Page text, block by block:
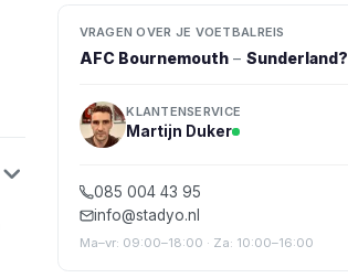
VRAGEN OVER JE VOETBALREIS
AFC Bournemouth – Sunderland?
KLANTENSERVICE
Martijn Duker
085 004 43 95
info@stadyo.nl
Ma–vr: 09:00–18:00 · Za: 10:00–16:00